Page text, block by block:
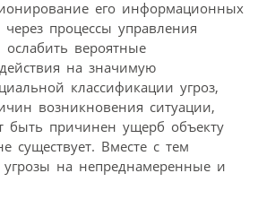
его информационных
через процессы управления
ослабить вероятные
на значимую
классификации угроз,
возникновения ситуации,
быть причинен ущерб объекту
существует. Вместе с тем
угрозы на непреднамеренные и